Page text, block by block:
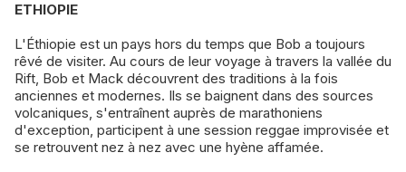
ETHIOPIE
L'Éthiopie est un pays hors du temps que Bob a toujours
rêvé de visiter. Au cours de leur voyage à travers la vallée du
Rift, Bob et Mack découvrent des traditions à la fois
anciennes et modernes. Ils se baignent dans des sources
volcaniques, s'entraînent auprès de marathoniens
d'exception, participent à une session reggae improvisée et
se retrouvent nez à nez avec une hyène affamée.